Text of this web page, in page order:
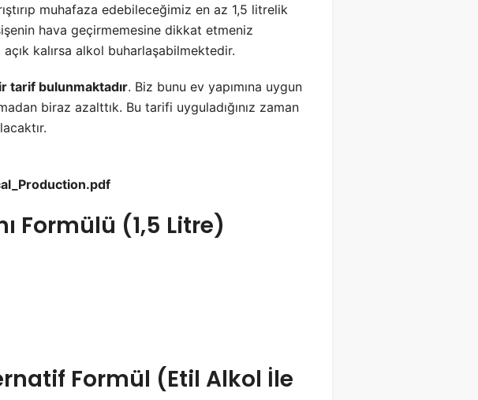
muhafaza edebileceğimiz en az 1,5 litrelik
hava geçirmemesine dikkat etmeniz
kalırsa alkol buharlaşabilmektedir.
tarif bulunmaktadır. Biz bunu ev yapımına uygun
biraz azalttık. Bu tarifi uyguladığınız zaman
Formülü (1,5 Litre)
Formül (Etil Alkol İle